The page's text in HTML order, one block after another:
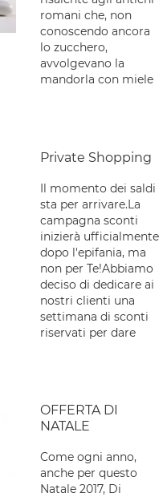
romani che, non
conoscendo ancora
lo zucchero,
avvolgevano la
mandorla con miele
Private Shopping
Il momento dei saldi
sta per arrivare.La
campagna sconti
inizierà ufficialmente
dopo l'epifania, ma
non per Te!Abbiamo
deciso di dedicare ai
nostri clienti una
settimana di sconti
riservati per dare
OFFERTA DI
NATALE
Come ogni anno,
anche per questo
Natale 2017, Di